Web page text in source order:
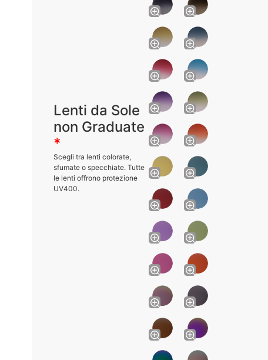
Lenti da Sole
non Graduate
*
Scegli tra lenti colorate,
sfumate o specchiate. Tutte
le lenti offrono protezione
UV400.